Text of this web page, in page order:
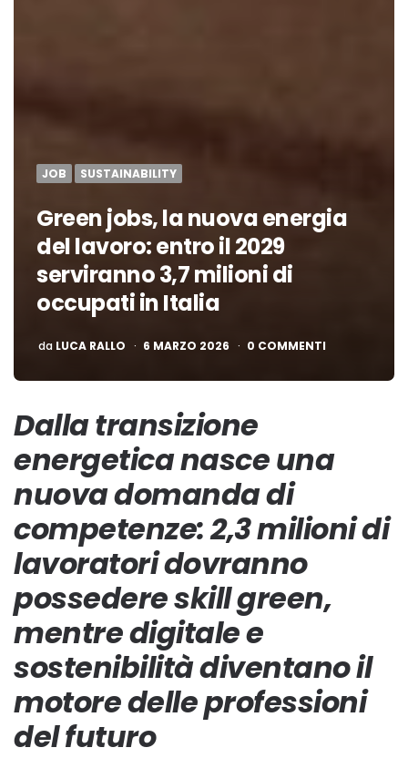
JOB SUSTAINABILITY
Green jobs, la nuova energia
del lavoro: entro il 2029
serviranno 3,7 milioni di
occupati in Italia
PUBBLICATO
da LUCA RALLO 6 MARZO 2026 0 COMMENTI
Dalla transizione
energetica nasce una
nuova domanda di
competenze: 2,3 milioni di
lavoratori dovranno
possedere skill green,
mentre digitale e
sostenibilità diventano il
motore delle professioni
del futuro